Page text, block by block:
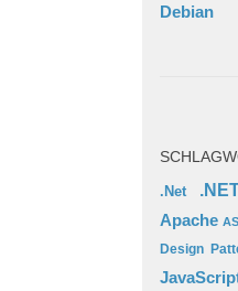
.Net
Apache
Design